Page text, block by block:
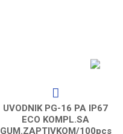
UVODNIK PG-16 PA IP67
ECO KOMPL.SA
GUM.ZAPTIVKOM/100pcs